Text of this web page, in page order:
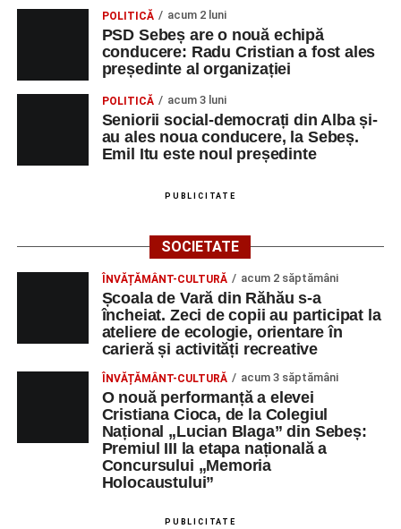
POLITICĂ acum 2 luni
PSD Sebeș are o nouă echipă
conducere: Radu Cristian a fost ales
președinte al organizației
POLITICĂ acum 3 luni
Seniorii social-democrați din Alba și-
au ales noua conducere, la Sebeș.
Emil Itu este noul președinte
PUBLICITATE
SOCIETATE
ÎNVĂȚĂMÂNT-CULTURĂ acum 2 săptămâni
Școala de Vară din Răhău s-a
încheiat. Zeci de copii au participat la
ateliere de ecologie, orientare în
carieră și activități recreative
ÎNVĂȚĂMÂNT-CULTURĂ acum 3 săptămâni
O nouă performanță a elevei
Cristiana Cioca, de la Colegiul
Național „Lucian Blaga” din Sebeș:
Premiul III la etapa națională a
Concursului „Memoria
Holocaustului”
PUBLICITATE